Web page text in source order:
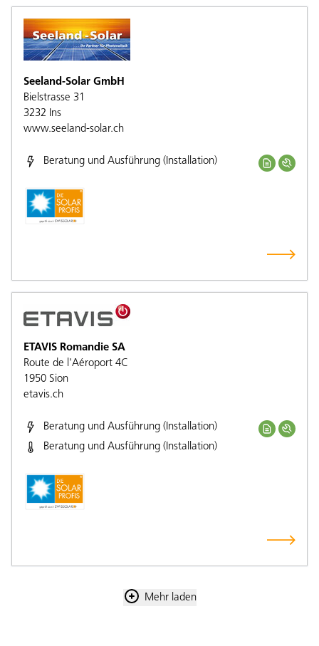
Seeland-Solar GmbH
Bielstrasse 31
3232 Ins
www.seeland-solar.ch
Beratung und Ausführung (Installation)
ETAVIS Romandie SA
Route de l'Aéroport 4C
1950 Sion
etavis.ch
Beratung und Ausführung (Installation)
Beratung und Ausführung (Installation)
Mehr laden